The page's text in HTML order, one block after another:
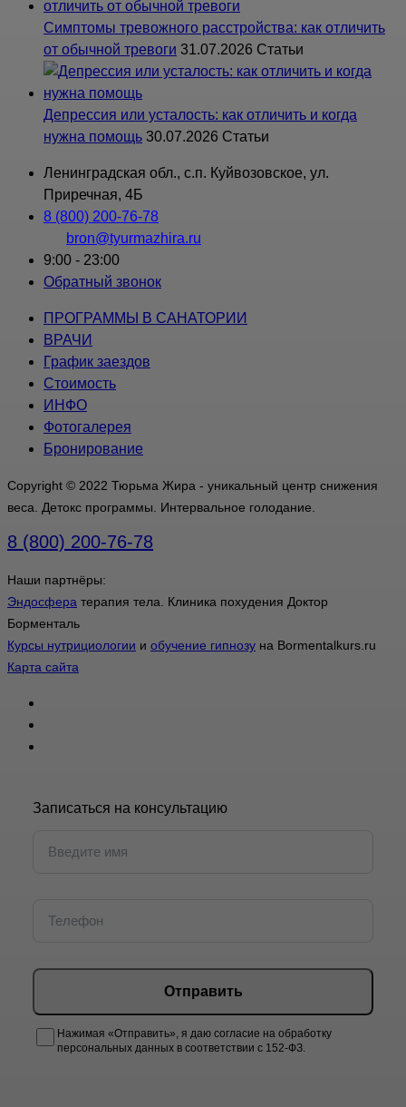
Симптомы тревожного расстройства: как отличить
от обычной тревоги 31.07.2026 Статьи
Депрессия или усталость: как отличить и когда
нужна помощь 30.07.2026 Статьи
Ленинградская обл., с.п. Куйвозовское, ул.
Приречная, 4Б
8 (800) 200-76-78
bron@tyurmazhira.ru
9:00 - 23:00
Обратный звонок
ПРОГРАММЫ В САНАТОРИИ
ВРАЧИ
График заездов
Стоимость
ИНФО
Фотогалерея
Бронирование
Copyright © 2022 Тюрьма Жира - уникальный центр снижения
веса. Детокс программы. Интервальное голодание.
8 (800) 200-76-78
Наши партнёры:
Эндосфера терапия тела. Клиника похудения Доктор
Борменталь
Курсы нутрициологии и обучение гипнозу на Bormentalkurs.ru
Карта сайта
Записаться на консультацию
Отправить
Нажимая «Отправить», я даю согласие на обработку
персональных данных в соответствии с 152-ФЗ.